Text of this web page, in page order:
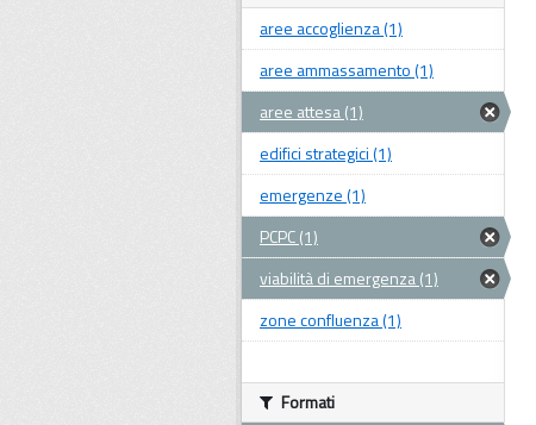
aree accoglienza (1)
aree ammassamento (1)
aree attesa (1)
edifici strategici (1)
emergenze (1)
PCPC (1)
viabilità di emergenza (1)
zone confluenza (1)
Formati